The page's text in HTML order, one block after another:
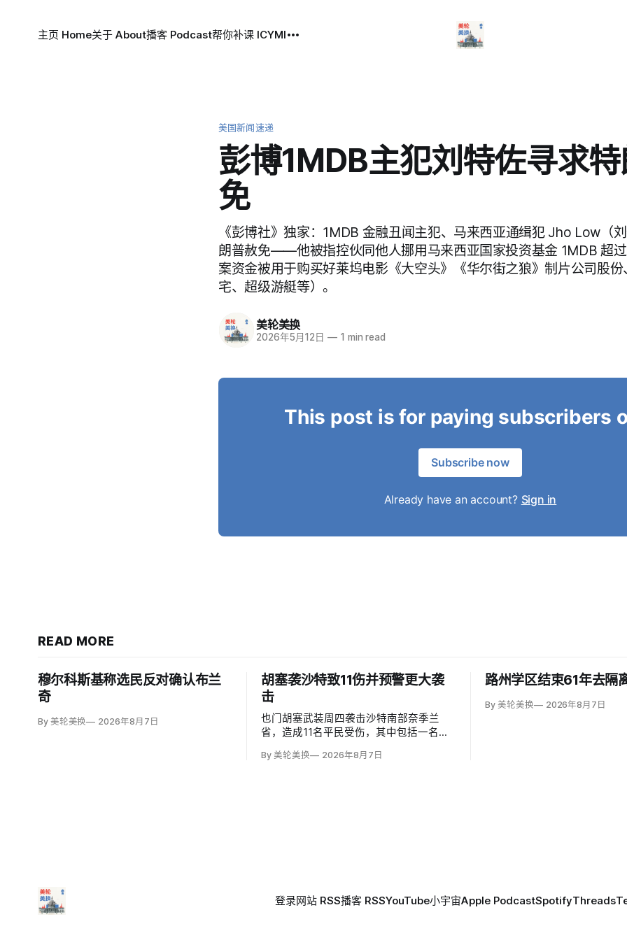
主页 Home关于 About播客 Podcast帮你补课 ICYMI
美国新闻速递
彭博1MDB主犯刘特佐寻求
免
《彭博社》独家：1MDB 金融丑闻主犯、马来西亚通缉犯 Jho Low（
朗普赦免——他被指控伙同他人挪用马来西亚国家投资基金 1MDB 超
案资金被用于购买好莱坞电影《大空头》《华尔街之狼》制片公司股
宅、超级游艇等）。
美轮美换
2026年5月12日 — 1 min read
This post is for paying subscribers
Subscribe now
Already have an account? Sign in
READ MORE
穆尔科斯基称选民反对确认布兰
奇
By 美轮美换 2026年8月7日
胡塞袭沙特致11伤并预警更大袭
击
也门胡塞武装周四袭击沙特南部奈季兰
省，造成11名平民受伤，其中包括一名二
图尔基·马利基（Turki al-Maliki）指控胡塞
By 美轮美换 2026年8月7日
路州学区结束61年去隔
By 美轮美换 2026年8月7日
登录网站 RSS播客 RSSYouTube小宇宙Apple PodcastSpotifyThreads